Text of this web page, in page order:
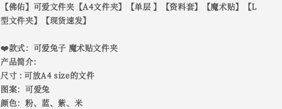
【佛佑】可爱文件夹【A4文件夹】【单层 】【资料套】【魔术贴】【L
型文件夹】【现货速发】
❤️款式：可爱兔子 魔术贴文件夹
产品简介:
尺寸 : 可放A4 size的文件
图案：可爱兔
颜色：粉、蓝、紫、米